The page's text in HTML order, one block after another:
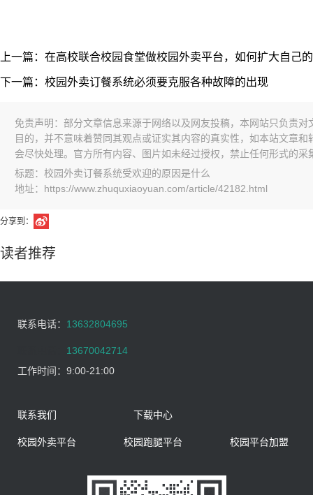
上一篇：在高校联合校园食堂做校园外卖平台，如何扩大自己
下一篇：校园外卖订餐系统必须要克服各种故障的出现
免责声明：部分文章信息来源于网络以及网友投稿，本网站只负责
目的，并不意味着赞同其观点或证实其内容的真实性，如本站文章
会尽快处理。官方所有内容、图片如未经过授权，禁止任何形式的采
标题：校园外卖订餐系统受欢迎的原因是什么
地址：https://www.zhuquxiaoyuan.com/article/42182.html
分享到：
读者推荐
联系电话： 13632804695
13670042714
工作时间： 9:00-21:00
联系我们 下载中心
校园外卖平台 校园跑腿平台 校园平台加盟